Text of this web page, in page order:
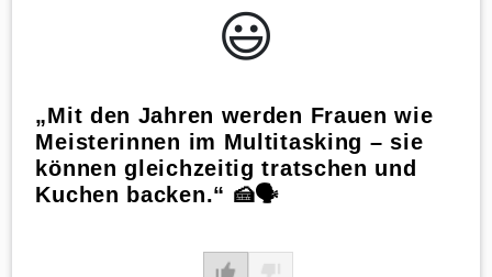
😃️
„Mit den Jahren werden Frauen wie
Meisterinnen im Multitasking – sie
können gleichzeitig tratschen und
Kuchen backen.“ 🍰🗣️